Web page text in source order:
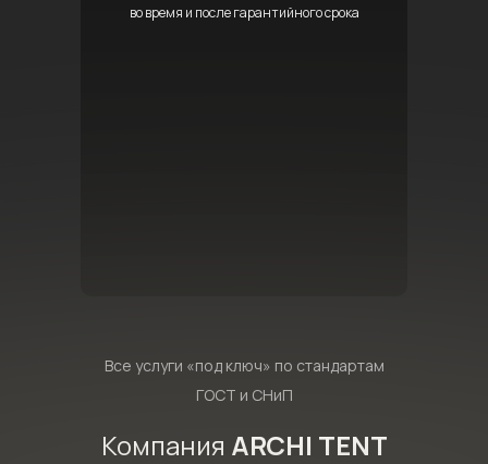
во время и после гарантийного срока
Все услуги «под ключ» по стандартам
ГОСТ и СНиП
Компания ARCHI TENT